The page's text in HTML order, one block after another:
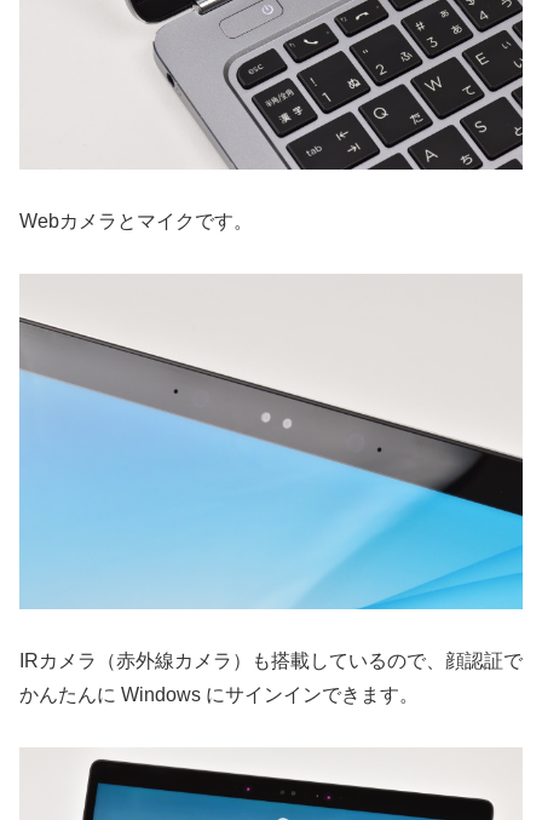
Webカメラとマイクです。
IRカメラ（赤外線カメラ）も搭載しているので、顔認証で
かんたんに Windows にサインインできます。